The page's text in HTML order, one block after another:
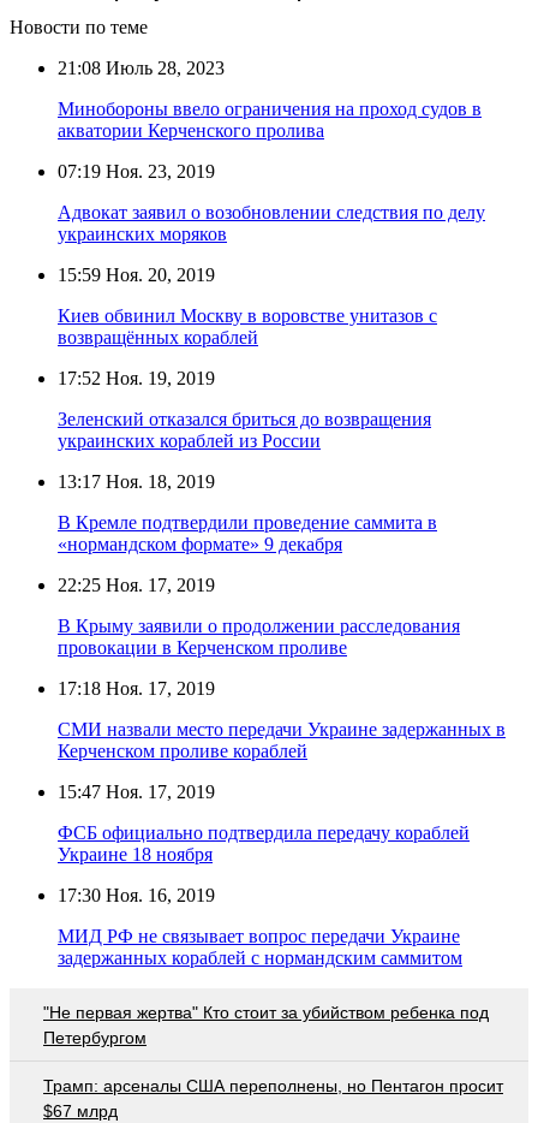
Новости по теме
21:08 Июль 28, 2023
Минобороны ввело ограничения на проход судов в
акватории Керченского пролива
07:19 Ноя. 23, 2019
Адвокат заявил о возобновлении следствия по делу
украинских моряков
15:59 Ноя. 20, 2019
Киев обвинил Москву в воровстве унитазов с
возвращённых кораблей
17:52 Ноя. 19, 2019
Зеленский отказался бриться до возвращения
украинских кораблей из России
13:17 Ноя. 18, 2019
В Кремле подтвердили проведение саммита в
«нормандском формате» 9 декабря
22:25 Ноя. 17, 2019
В Крыму заявили о продолжении расследования
провокации в Керченском проливе
17:18 Ноя. 17, 2019
СМИ назвали место передачи Украине задержанных в
Керченском проливе кораблей
15:47 Ноя. 17, 2019
ФСБ официально подтвердила передачу кораблей
Украине 18 ноября
17:30 Ноя. 16, 2019
МИД РФ не связывает вопрос передачи Украине
задержанных кораблей с нормандским саммитом
"Не первая жертва" Кто стоит за убийством ребенка под
Петербургом
Трамп: арсеналы США переполнены, но Пентагон просит
$67 млрд